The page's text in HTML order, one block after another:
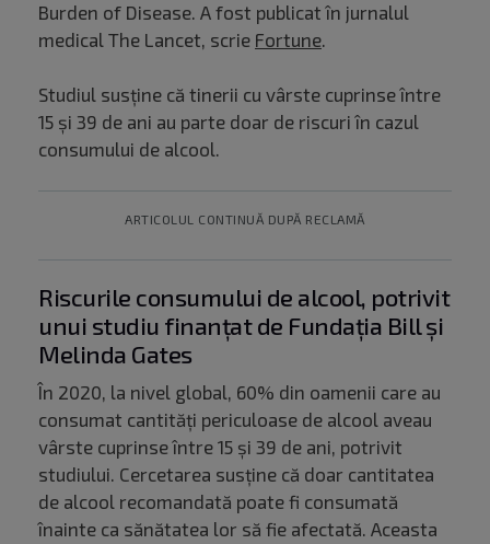
Burden of Disease. A fost publicat în jurnalul
medical The Lancet, scrie Fortune.
Studiul susține că tinerii cu vârste cuprinse între
15 și 39 de ani au parte doar de riscuri în cazul
consumului de alcool.
ARTICOLUL CONTINUĂ DUPĂ RECLAMĂ
Riscurile consumului de alcool, potrivit
unui studiu finanțat de Fundația Bill și
Melinda Gates
În 2020, la nivel global, 60% din oamenii care au
consumat cantități periculoase de alcool aveau
vârste cuprinse între 15 și 39 de ani, potrivit
studiului. Cercetarea susține că doar cantitatea
de alcool recomandată poate fi consumată
înainte ca sănătatea lor să fie afectată. Aceasta